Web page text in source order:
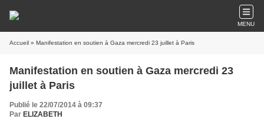
MENU
Accueil » Manifestation en soutien à Gaza mercredi 23 juillet à Paris
Manifestation en soutien à Gaza mercredi 23
juillet à Paris
Publié le 22/07/2014 à 09:37
Par ELIZABETH